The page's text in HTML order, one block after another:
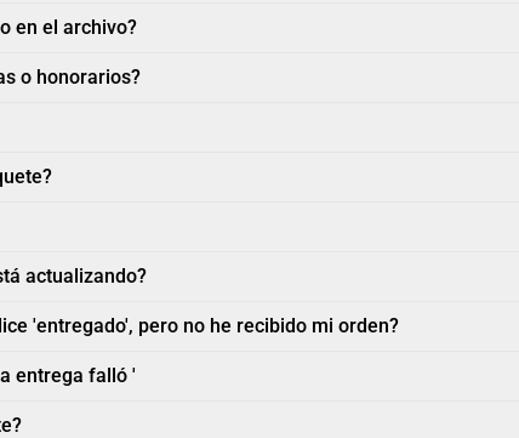
en el archivo?
o honorarios?
actualizando?
'entregado', pero no he recibido mi orden?
entrega falló '